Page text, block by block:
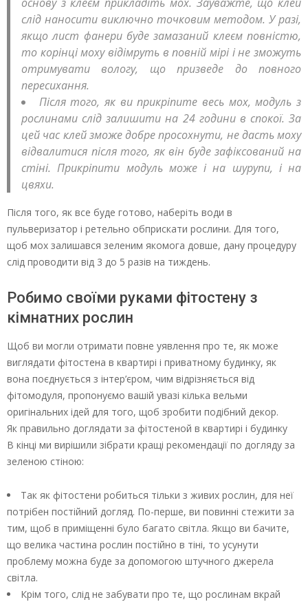
слід наносити виключно точковим методом. У разі,
якщо лист фанери буде замазаний клеєм повністю,
то корінці моху відімруть в повній мірі і не зможуть
отримувати вологу, що призведе до повного
пересихання.
Після того, як ви прикріпите весь мох, модуль з
рослинами слід залишити на 24 години в спокої. За
цей час клей зможе добре просохнути, не дасть моху
відвалитися після того, як він буде зафіксований на
стіні. Прикріпити модуль може і на шурупи, і на
цвяхи.
Після того, як все буде готово, наберіть води в
пульверизатор і ретельно обприскати рослини. Для того,
щоб мох залишався зеленим якомога довше, дану процедуру
слід проводити від 3 до 5 разів на тиждень.
Робимо своїми руками фітостену з
кімнатних рослин
Щоб ви могли отримати повне уявлення про те, як може
виглядати фітостена в квартирі і приватному будинку, як
вона поєднується з інтер’єром, чим відрізняється від
фітомодуля, пропонуємо вашій увазі кілька вельми
оригінальних ідей для того, щоб зробити подібний декор.
Як правильно доглядати за фітостеной в квартирі і будинку
В кінці ми вирішили зібрати кращі рекомендації по догляду за
зеленою стіною:
Так як фітостени робиться тільки з живих рослин, для неї
потрібен постійний догляд. По-перше, ви повинні стежити за
тим, щоб в приміщенні було багато світла. Якщо ви бачите,
що велика частина рослин постійно в тіні, то усунути
проблему можна буде за допомогою штучного джерела
світла.
Крім того, слід не забувати про те, що рослинам вкрай